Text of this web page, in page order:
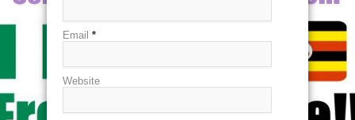
Email *
Website